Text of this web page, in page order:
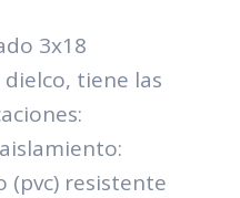
3x18
tiene las
(pvc) resistente